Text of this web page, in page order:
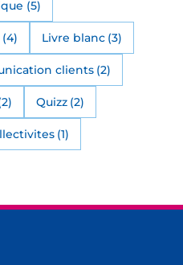
(5)
(4) Livre blanc (3)
clients (2)
Quizz (2)
(1)